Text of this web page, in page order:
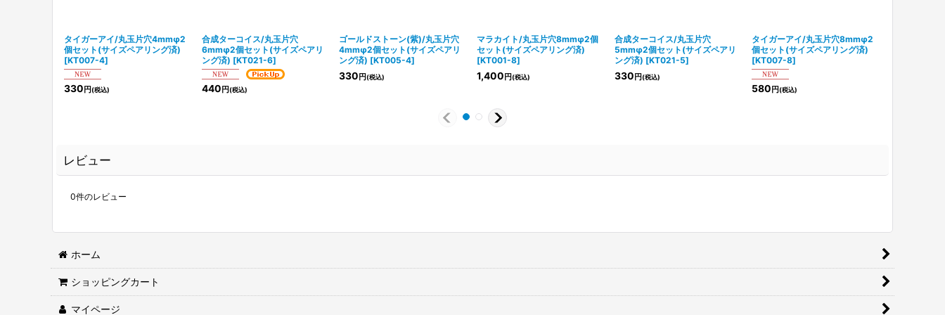
タイガーアイ/丸玉片穴4mmφ2
個セット(サイズペアリング済)
[KT007-4]
330 円(税込)
合成ターコイス/丸玉片穴
6mmφ2個セット(サイズペアリ
ング済) [KT021-6]
440 円(税込)
ゴールドストーン(紫)/丸玉片穴
4mmφ2個セット(サイズペアリ
ング済) [KT005-4]
330 円(税込)
マラカイト/丸玉片穴8mmφ2個
セット(サイズペアリング済)
[KT001-8]
1,400 円(税込)
合成ターコイス/丸玉片穴
5mmφ2個セット(サイズペアリ
ング済) [KT021-5]
330 円(税込)
タイガーアイ/丸玉片穴8mmφ2
個セット(サイズペアリング済)
[KT007-8]
580 円(税込)
レビュー
0件のレビュー
ホーム
ショッピングカート
マイページ